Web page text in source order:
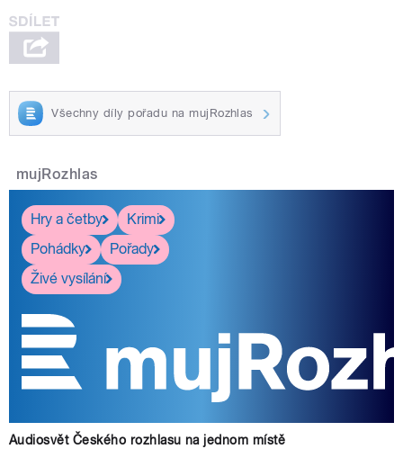
Všechny díly pořadu na mujRozhlas
mujRozhlas
Hry a četby
Krimi
Pohádky
Pořady
Živé vysílání
Audiosvět Českého rozhlasu na jednom místě